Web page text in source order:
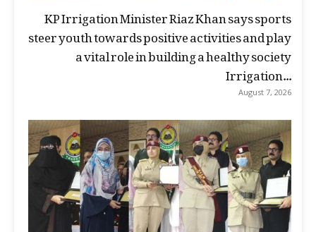
KP Irrigation Minister Riaz Khan says sports
steer youth towards positive activities and play
a vital role in building a healthy society
Irrigation...
August 7, 2026